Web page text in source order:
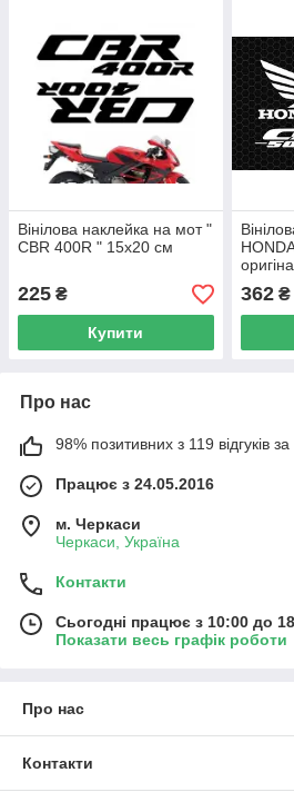
Вінілова наклейка на мот "
CBR 400R " 15х20 см
225 ₴
Купити
362₴
Про нас
98% позитивних з 119 відгуків за
Працює з 24.05.2016
м. Черкаси
Черкаси, Україна
Контакти
Сьогодні працює з 10:00 до
Показати весь графік роботи
Про нас
Контакти